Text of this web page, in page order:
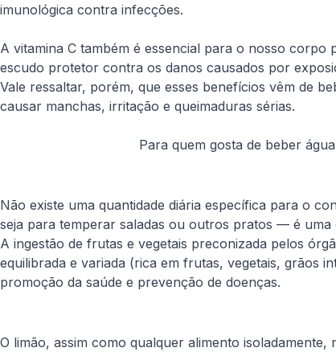
imunológica contra infecções.
A vitamina C também é essencial para o nosso
escudo protetor contra os danos causados por
Vale ressaltar, porém, que esses benefícios vêm de
causar manchas, irritação e queimaduras sérias.
Para quem gosta de beber
Não existe uma quantidade diária específica para o
seja para temperar saladas ou outros pratos — é uma
A ingestão de frutas e vegetais preconizada pelos
equilibrada e variada (rica em frutas, vegetais, grãos
promoção da saúde e prevenção de doenças.
O limão, assim como qualquer alimento